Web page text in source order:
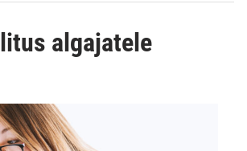
algajatele